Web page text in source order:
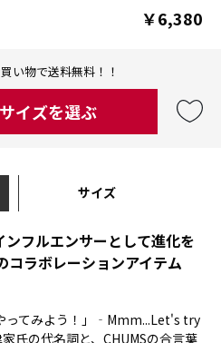
￥6,380
い物で送料無料！！
イズを選ぶ
サイズ
フルエンサーとして進化を
コラボレーションアイテム
ってみよう！」‐Mmm...Let's try
の代名詞と、CHUMSの合言葉